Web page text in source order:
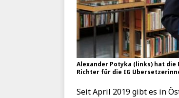
Alexander Potyka (links) hat
Richter für die IG
Seit April 2019 gibt es in